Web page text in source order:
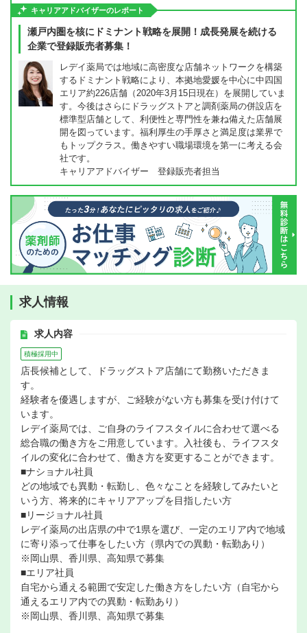
キャリアアドバイザーのレポート
瀬戸内圏を核にドミナント戦略を展開！成長発展を続ける
企業で登録販売者募集！
レデイ薬局では地域に高密度な店舗ネットワークを構築
するドミナント戦略により、本拠地愛媛を中心に中四国
エリア約226店舗（2020年3月15日現在）を展開していま
す。今後はさらにドラッグストアと調剤薬局の併設店を
標準型店舗として、利便性と専門性を兼ね備えた店舗展
開を図っています。福利厚生の手厚さと満足度は業界で
もトップクラス。働きやすい職場環境を第一に考える会
社です。
キャリアアドバイザー 登録販売者担当
求人情報
求人内容
積極採用中
店長候補として、ドラッグストア店舗にて勤務いただきま
す。
経験者を優遇しますが、ご経験がない方も募集を受け付けて
います。
レデイ薬局では、ご自身のライフスタイルに合わせて選べる
総合職の働き方をご用意しています。入社後も、ライフスタ
イルの変化に合わせて、働き方を変更することができます。
■ナショナル社員
どの地域でも異動・転勤し、色々なことを経験してみたいと
いう方、将来的にキャリアアップを目指したい方
■リージョナル社員
レデイ薬局の出店県の中で1県を選び、一定のエリア内で地域
に寄り添って仕事をしたい方（県内での異動・転勤あり）
※岡山県、香川県、高知県で募集
■エリア社員
自宅から通える範囲で安定した働き方をしたい方（自宅から
通えるエリア内での異動・転勤あり）
※岡山県、香川県、高知県で募集